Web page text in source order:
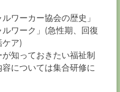
ワーカー協会の歴史」
ルワーク」(急性期、回復
ア)
が知っておきたい福祉制
については集合研修に